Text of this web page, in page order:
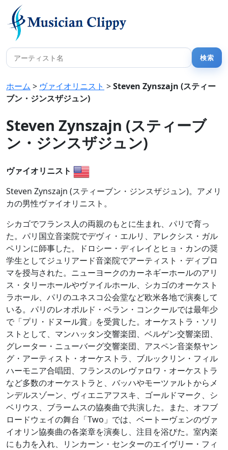
ホーム > ヴァイオリニスト >Steven Zynszajn (スティー
ブン・ジンスザジュン)
Steven Zynszajn (スティーブ
ン・ジンスザジュン)
ヴァイオリニスト
Steven Zynszajn (スティーブン・ジンスザジュン)。アメリ
カの男性ヴァイオリニスト。
シカゴでフランス人の両親のもとに生まれ、パリで育っ
た。パリ国立音楽院でデヴィ・エルリ、アレクシス・ガル
ペリンに師事した。ドロシー・ディレイとヒョ・カンの奨
学生としてジュリアード音楽院でアーティスト・ディプロ
マを授与された。ニューヨークのカーネギーホールのアリ
ス・タリーホールやヴァイルホール、シカゴのオーケスト
ラホール、パリのユネスコ公会堂など欧米各地で演奏して
いる。パリのレオポルド・ベラン・コンクールでは最年少
で「プリ・ドヌール賞」を受賞した。オーケストラ・ソリ
ストとして、マンハッタン交響楽団、ベルゲン交響楽団、
グレーター・ニューバーグ交響楽団、アスペン音楽祭ヤン
グ・アーティスト・オーケストラ、ブルックリン・フィル
ハーモニア合唱団、フランスのレヴァロワ・オーケストラ
など多数のオーケストラと、バッハやモーツァルトからメ
ンデルスゾーン、ヴィエニアフスキ、ゴールドマーク、シ
ベリウス、ブラームスの協奏曲で共演した。また、オフブ
ロードウェイの舞台「Two」では、ベートーヴェンのヴァ
イオリン協奏曲の各楽章を演奏し、注目を浴びた。室内楽
にも力を入れ、リンカーン・センターのエイヴリー・フィ